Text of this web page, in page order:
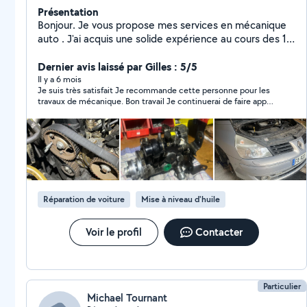
Présentation
Bonjour. Je vous propose mes services en mécanique
auto . J'ai acquis une solide expérience au cours des 15
moteur Remplacement tout types de pièces .
Dernier avis laissé par Gilles : 5/5
Il y a 6 mois
Je suis très satisfait Je recommande cette personne pour les
travaux de mécanique. Bon travail Je continuerai de faire appel
Réparation de voiture Mise à niveau d'huile
Voir le profil Contacter
Particulier
Michael Tournant